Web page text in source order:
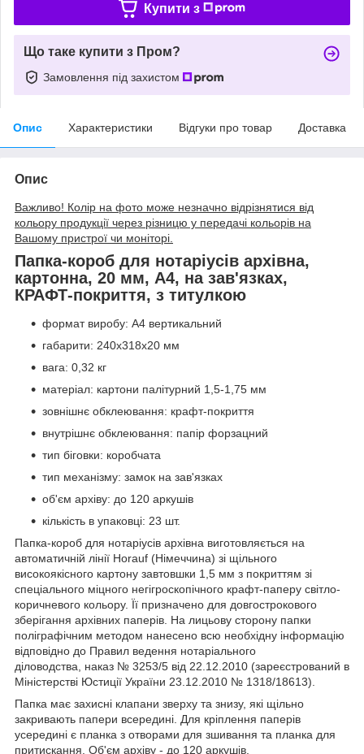
Купити з
Що таке купити з Пром?
Замовлення під захистом
Опис Характеристики Відгуки про товар Доставка
Опис
Важливо! Колір на фото може незначно відрізнятися від
кольору продукції через різницю у передачі кольорів на
Вашому пристрої чи моніторі.
Папка-короб для нотаріусів архівна,
картонна, 20 мм, А4, на зав'язках,
КРАФТ-покриття, з титулкою
формат виробу: А4 вертикальний
габарити: 240х318х20 мм
вага: 0,32 кг
матеріал: картони палітурний 1,5-1,75 мм
зовнішнє обклеювання: крафт-покриття
внутрішнє обклеювання: папір форзацний
тип біговки: коробчата
тип механізму: замок на зав'язках
об'єм архіву: до 120 аркушів
кількість в упаковці: 23 шт.
Папка-короб для нотаріусів архівна виготовляється на
автоматичній лінії Horauf (Німеччина) зі щільного
високоякісного картону завтовшки 1,5 мм з покриттям зі
спеціального міцного негігроскопічного крафт-паперу світло-
коричневого кольору. Її призначено для довгострокового
зберігання архівних паперів. На лицьову сторону папки
поліграфічним методом нанесено всю необхідну інформацію
відповідно до Правил ведення нотаріального
діловодства, наказ № 3253/5 від 22.12.2010 (зареєстрований в
Міністерстві Юстиції України 23.12.2010 № 1318/18613).
Папка має захисні клапани зверху та знизу, які щільно
закривають папери всередині. Для кріплення паперів
усередині є планка з отворами для зшивання та планка для
притискання. Об'єм архіву - до 120 аркушів.